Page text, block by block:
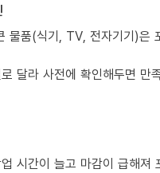
물품(식기, TV, 전자기기)은
달라 사전에 확인해두면 만
시간이 늘고 마감이 급해져